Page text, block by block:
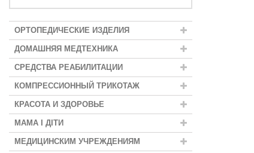
ОРТОПЕДИЧЕСКИЕ ИЗДЕЛИЯ
ДОМАШНЯЯ МЕДТЕХНИКА
СРЕДСТВА РЕАБИЛИТАЦИИ
КОМПРЕССИОННЫЙ ТРИКОТАЖ
КРАСОТА И ЗДОРОВЬЕ
МАМА І ДІТИ
МЕДИЦИНСКИМ УЧРЕЖДЕНИЯМ